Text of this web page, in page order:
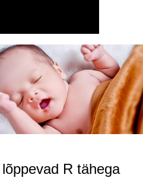
R tähega